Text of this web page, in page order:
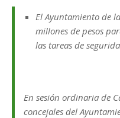
El Ayuntamiento de
millones de pesos
las tareas de
En sesión ordinaria de
concejales del